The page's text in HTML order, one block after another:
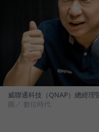
威聯通科技（QNAP）總經
圖／ 數位時代